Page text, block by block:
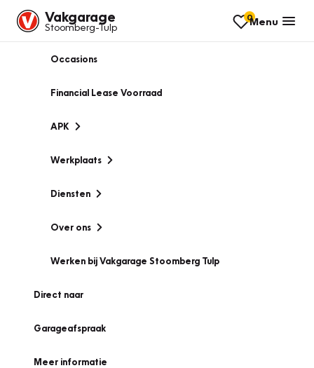
Vakgarage
Stoomberg-Tulp
0Menu
Occasions
Financial Lease Voorraad
APK
Werkplaats
Diensten
Over ons
Werken bij Vakgarage Stoomberg Tulp
Direct naar
Garageafspraak
Meer informatie